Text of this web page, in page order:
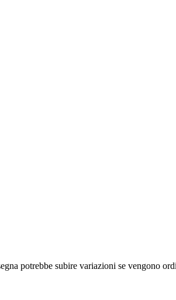
potrebbe subire variazioni se vengono